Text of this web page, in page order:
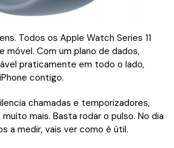
Todos os Apple Watch Series 11
móvel. Com um plano de dados,
praticamente em todo o lado,
contigo.
chamadas e temporizadores,
mais. Basta rodar o pulso. No dia
a medir, vais ver como é útil.